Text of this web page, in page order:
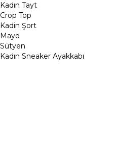
Kadın Tayt
Crop Top
Kadin Şort
Mayo
Sütyen
Kadın Sneaker Ayakkabı